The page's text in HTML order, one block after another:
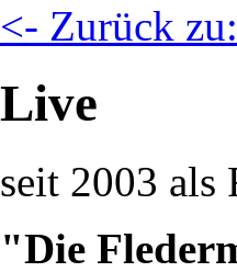
<- Zurück
Live
seit 2003 als
"Die